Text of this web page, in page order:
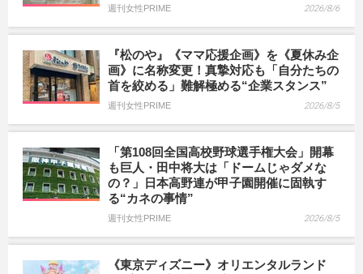
週刊女性PRIME 2026/8/6
『松のや』《ママ応援企画》を《夏休み企
画》に名称変更！真摯対応も「自分たちの
首を絞める」難解極める“企業スタンス”
週刊女性PRIME 2026/8/5
「第108回全国高校野球選手権大会」開幕
も巨人・田中将大は「ドームじゃダメな
の？」日本高野連が甲子園開催に固執す
る“カネの事情”
週刊女性PRIME 2026/8/5
《東京ディズニー》オリエンタルランド